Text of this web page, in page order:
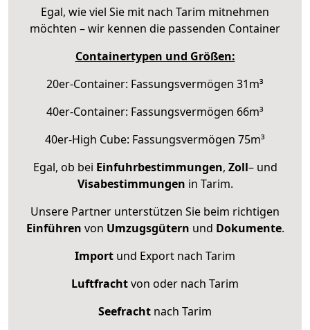
Egal, wie viel Sie mit nach Tarim mitnehmen
möchten – wir kennen die passenden Container
Containertypen und Größen:
20er-Container: Fassungsvermögen 31m³
40er-Container: Fassungsvermögen 66m³
40er-High Cube: Fassungsvermögen 75m³
Egal, ob bei Einfuhrbestimmungen, Zoll– und
Visabestimmungen in Tarim.
Unsere Partner unterstützen Sie beim richtigen
Einführen von Umzugsgütern und Dokumente.
Import und Export nach Tarim
Luftfrachtvon oder nach Tarim
Seefracht nach Tarim